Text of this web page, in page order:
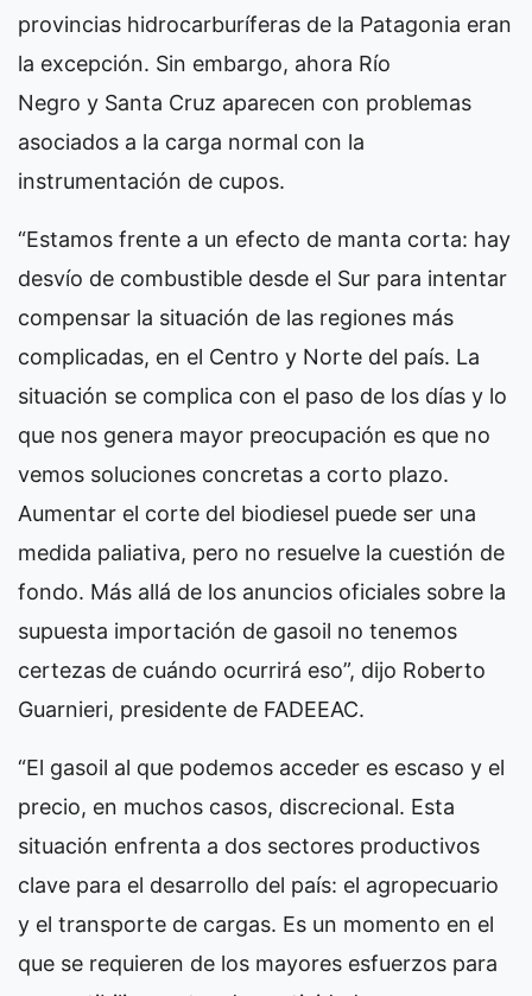
provincias hidrocarburíferas de la Patagonia eran
la excepción. Sin embargo, ahora Río
Negro y Santa Cruz aparecen con problemas
asociados a la carga normal con la
instrumentación de cupos.
“Estamos frente a un efecto de manta corta: hay
desvío de combustible desde el Sur para intentar
compensar la situación de las regiones más
complicadas, en el Centro y Norte del país. La
situación se complica con el paso de los días y lo
que nos genera mayor preocupación es que no
vemos soluciones concretas a corto plazo.
Aumentar el corte del biodiesel puede ser una
medida paliativa, pero no resuelve la cuestión de
fondo. Más allá de los anuncios oficiales sobre la
supuesta importación de gasoil no tenemos
certezas de cuándo ocurrirá eso”, dijo Roberto
Guarnieri, presidente de FADEEAC.
“El gasoil al que podemos acceder es escaso y el
precio, en muchos casos, discrecional. Esta
situación enfrenta a dos sectores productivos
clave para el desarrollo del país: el agropecuario
y el transporte de cargas. Es un momento en el
que se requieren de los mayores esfuerzos para